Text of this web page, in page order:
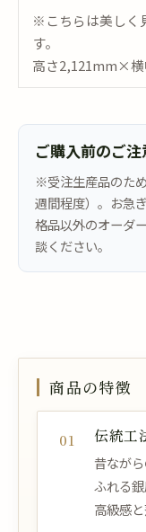
※こちらは美しく
す。
高さ2,121mm×
ご購入前のご注
※受注生産品のた
週間程度）。お急
格品以外のオーダ
談ください。
商品の特徴
01 伝統工
昔なが
ふれる
高級感